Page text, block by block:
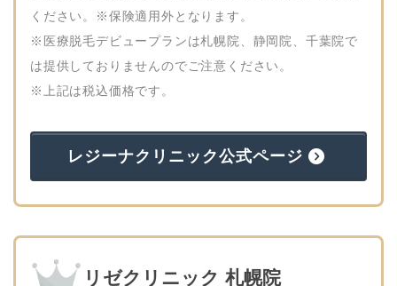
ください。※保険適用外となります。
※医療脱毛デビュープランは札幌院、静岡院、千葉院で
は提供しておりませんのでご注意ください。
※上記は税込価格です。
レジーナクリニック公式ページ
リゼクリニック 札幌院